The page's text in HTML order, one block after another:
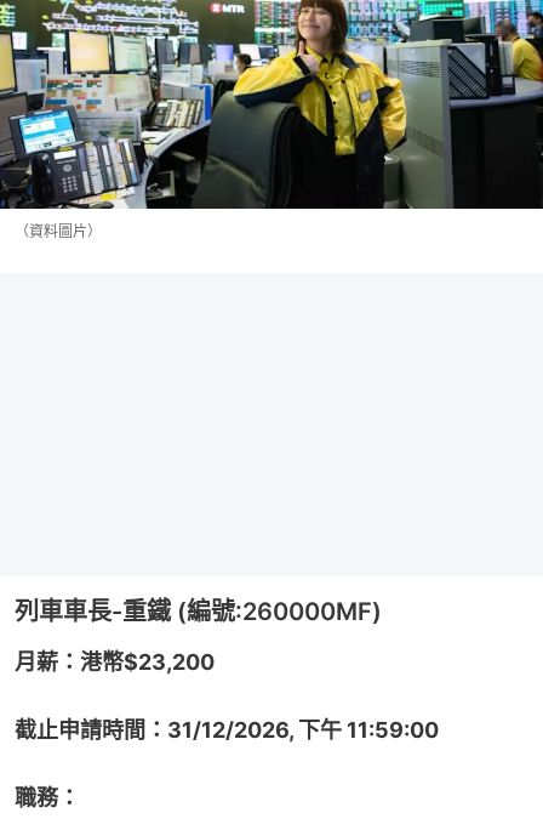
（資料圖片）
列車車長-重鐵 (編號:260000MF)
月薪：港幣$23,200
截止申請時間：31/12/2026, 下午 11:59:00
職務：